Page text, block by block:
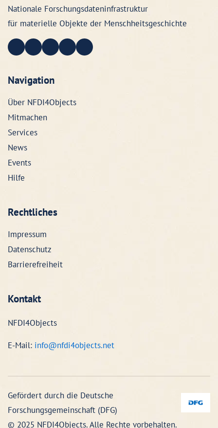
Nationale Forschungsdateninfrastruktur
für materielle Objekte der Menschheitsgeschichte
Navigation
Über NFDI4Objects
Mitmachen
Services
News
Events
Hilfe
Rechtliches
Impressum
Datenschutz
Barrierefreiheit
Kontakt
NFDI4Objects
E-Mail: info@nfdi4objects.net
Gefördert durch die Deutsche
Forschungsgemeinschaft (DFG)
© 2025 NFDI4Objects. Alle Rechte vorbehalten.